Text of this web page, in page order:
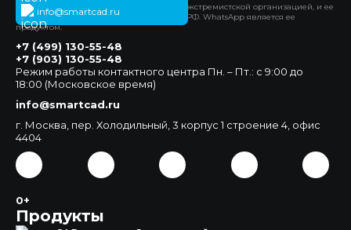
info@smartcad.ru
*Компания Meta Platforms Inc. признана экстремистской организацией, и ее
деятельность запрещена на территории РФ. WhatsApp является ее
продуктом.
Продукты
+7 (499) 130-55-48
+7 (903) 130-55-48
Режим работы контактного центра Пн. – Пт.: с 9:00 до
18:00 (Московское время)
info@smartcad.ru
г. Москва, пер. Холодильный, 3 корпус 1 строение 4, офис
4404
0+